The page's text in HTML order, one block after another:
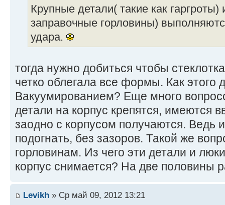
Крупные детали( такие как
заправочные горловины)
удара.
тогда нужно добиться чтобы
четко облегала все формы. Как этого
Вакуумированием? Еще много
детали на корпус крепятся, имеются
заодно с корпусом получаются. Ведь
подогнать, без зазоров. Такой же
горловинам. Из чего эти детали и
корпус снимается? На две половины
Levikh » Ср май 09, 2012 13:21